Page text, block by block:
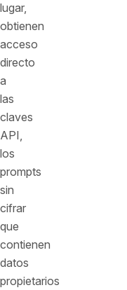
lugar,
obtienen
acceso
directo
a
las
claves
API,
los
prompts
sin
cifrar
que
contienen
datos
propietarios